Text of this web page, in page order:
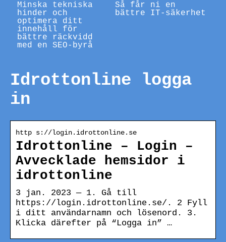
Minska tekniska
hinder och
optimera ditt
innehåll för
bättre räckvidd
med en SEO-byrå
Så får ni en
bättre IT-säkerhet
Idrottonline logga
in
http s://login.idrottonline.se
Idrottonline – Login –
Avvecklade hemsidor i
idrottonline
3 jan. 2023 — 1. Gå till
https://login.idrottonline.se/. 2 Fyll
i ditt användarnamn och lösenord. 3.
Klicka därefter på “Logga in” …